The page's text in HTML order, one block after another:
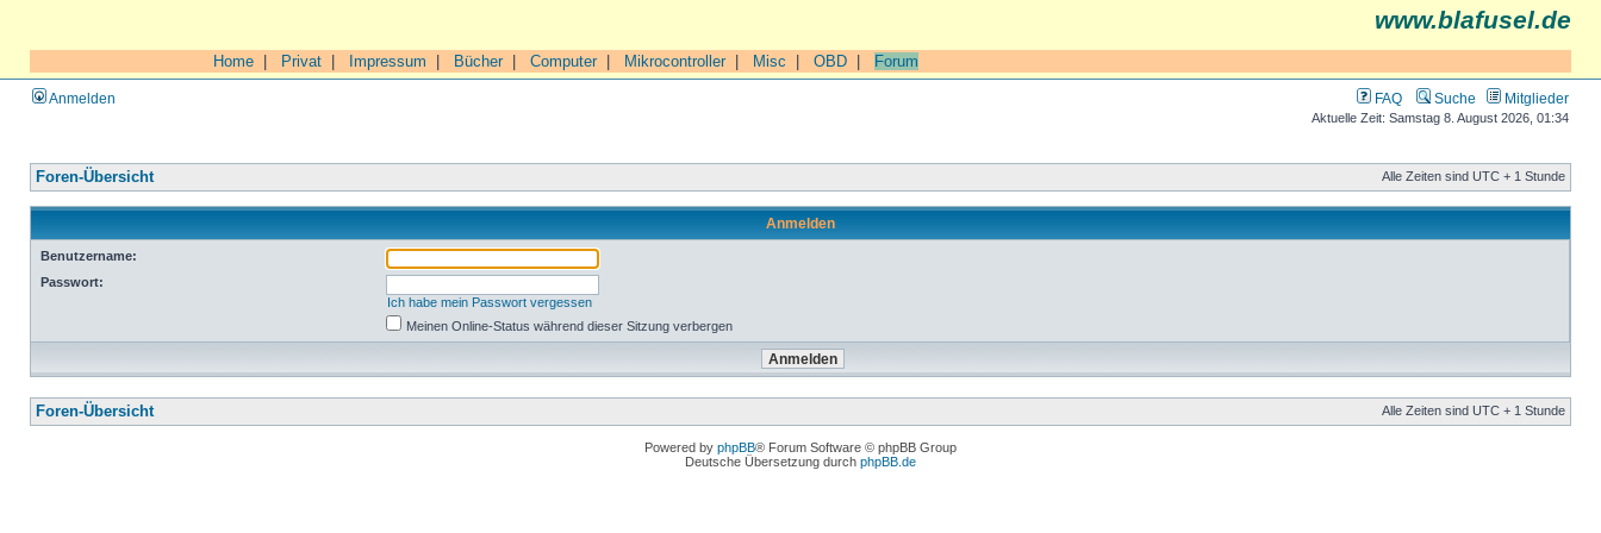
www.blafusel.de
Home Privat Impressum Bücher| Computer| Mikrocontroller| Misc OBD Forum
Anmelden FAQ Suche Mitglieder
Aktuelle Zeit: Samstag 8. August 2026, 01:34
Foren-Übersicht Alle Zeiten sind UTC + 1 Stunde
Anmelden
Benutzername:
Passwort:
Ich habe mein Passwort vergessen
Meinen Online-Status während dieser Sitzung verbergen
Foren-Übersicht Alle Zeiten sind UTC + 1 Stunde
Powered by phpBB® Forum Software © phpBB Group
Deutsche Übersetzung durch phpBB.de